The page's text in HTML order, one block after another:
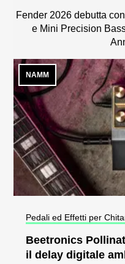
Fender 2026 debutta
e Mini Precision
NAMM
Pedali ed Effetti per
Beetronics
il delay digitale